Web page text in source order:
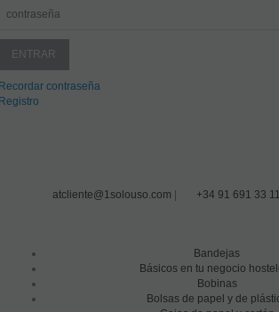
contraseña
atcliente@1solouso.com +34 91 691 33 11
Bandejas
Básicos en tu negocio
Bobinas
Bolsas de papel y de